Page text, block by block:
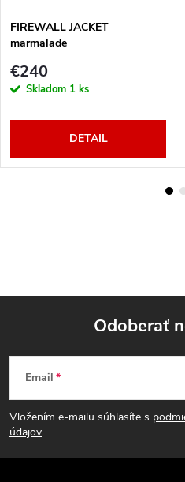
FIREWALL JACKET
marmalade
€240
Skladom 1 ks
DETAIL
Z
á
p
Odoberať
Email
Vložením e-mailu súhlasíte s
údajov